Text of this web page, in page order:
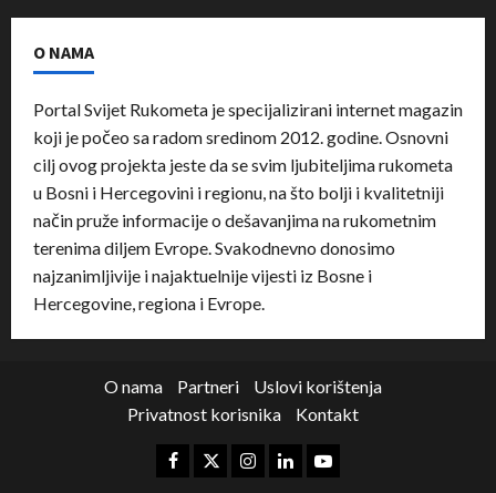
O NAMA
Portal Svijet Rukometa je specijalizirani internet magazin
koji je počeo sa radom sredinom 2012. godine. Osnovni
cilj ovog projekta jeste da se svim ljubiteljima rukometa
u Bosni i Hercegovini i regionu, na što bolji i kvalitetniji
način pruže informacije o dešavanjima na rukometnim
terenima diljem Evrope. Svakodnevno donosimo
najzanimljivije i najaktuelnije vijesti iz Bosne i
Hercegovine, regiona i Evrope.
O nama Partneri
Uslovi korištenja
Privatnost korisnika
Kontakt